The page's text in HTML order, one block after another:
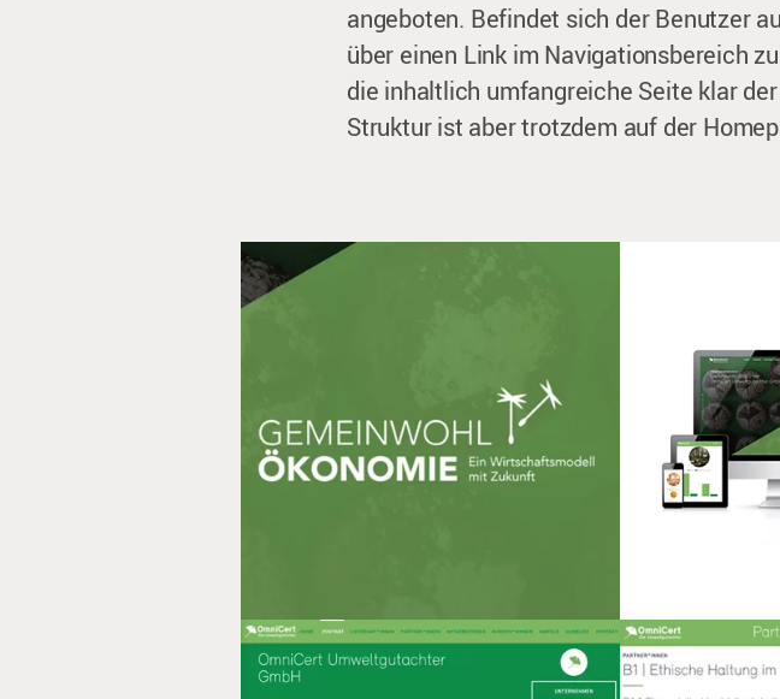
angeboten. Befindet sich der Benutzer
über einen Link im Navigationsbereich
die inhaltlich umfangreiche Seite klar
Struktur ist aber trotzdem auf der